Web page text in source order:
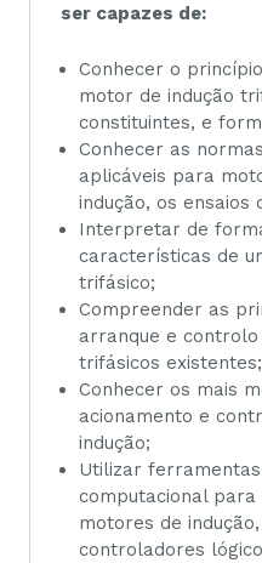
ser capazes de:
Conhecer o
motor de indução
constituintes, e
Conhecer as
aplicáveis para
indução, os ensaios
Interpretar de
características de
trifásico;
Compreender as
arranque e
trifásicos existentes;
Conhecer os mais
acionamento e
indução;
Utilizar
computacional
motores de
controladores